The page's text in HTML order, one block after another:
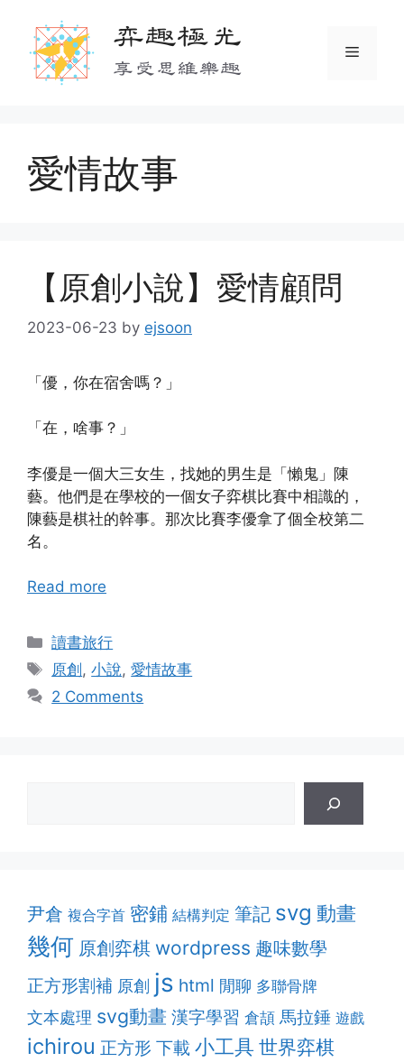
content
弈趣極光
享受思維樂趣
Menu
愛情故事
【原創小說】愛情顧問
2023-06-23 by ejsoon
「優，你在宿舍嗎？」
「在，啥事？」
李優是一個大三女生，找她的男生是「懶鬼」陳
藝。他們是在學校的一個女子弈棋比賽中相識的，
陳藝是棋社的幹事。那次比賽李優拿了個全校第二
名。
Read more
Categories
讀書旅行
Tags
原創 ,小說,愛情故事
2 Comments
尹倉 複合字首 密鋪 結構判定 筆記 svg 動畫
幾何 原創弈棋 wordpress 趣味數學
正方形割補 原創 js html 閒聊 多聯骨牌
文本處理 svg動畫 漢字學習 倉頡 馬拉錘 遊戲
ichirou 正方形 下載 小工具 世界弈棋